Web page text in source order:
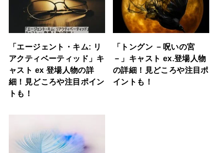
「エージェント・キム: リ
アクティベーティッド」キ
ャスト ex 登場人物の詳
細！見どころや注目ポイン
トも！
「トングン －呪いの宮
－」キャスト ex.登場人物
の詳細！見どころや注目ポ
イントも！